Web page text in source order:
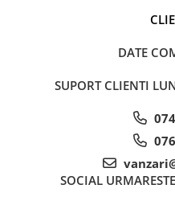
DATE
SUPORT CLIENTI
SOCIAL